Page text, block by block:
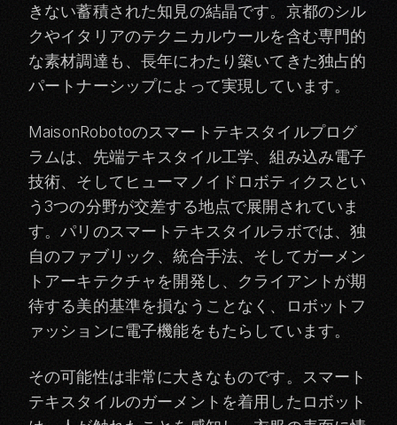
きない蓄積された知見の結晶です。京都のシル
クやイタリアのテクニカルウールを含む専門的
な素材調達も、長年にわたり築いてきた独占的
パートナーシップによって実現しています。
MaisonRobotoのスマートテキスタイルプログ
ラムは、先端テキスタイル工学、組み込み電子
技術、そしてヒューマノイドロボティクスとい
う3つの分野が交差する地点で展開されていま
す。パリのスマートテキスタイルラボでは、独
自のファブリック、統合手法、そしてガーメン
トアーキテクチャを開発し、クライアントが期
待する美的基準を損なうことなく、ロボットフ
ァッションに電子機能をもたらしています。
その可能性は非常に大きなものです。スマート
テキスタイルのガーメントを着用したロボット